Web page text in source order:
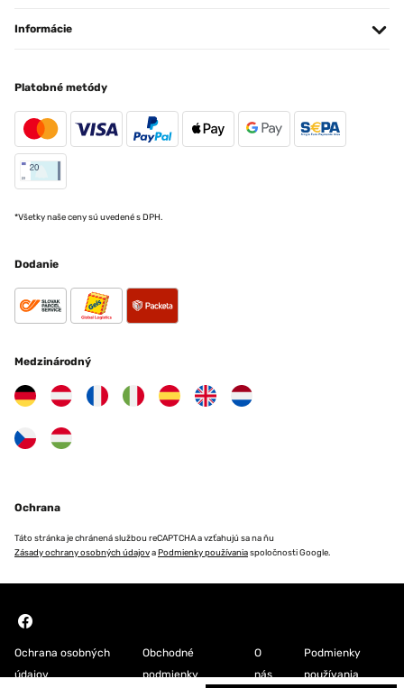
Informácie
Platobné metódy
*Všetky naše ceny sú uvedené s DPH.
Dodanie
Medzinárodný
Ochrana
Táto stránka je chránená službou reCAPTCHA a vzťahujú sa na ňu
Zásady ochrany osobných údajovaPodmienky používaniaspoločnosti Google.
Ochrana osobných
údajov
Obchodné
podmienky
O
nás
Podmienky
používania